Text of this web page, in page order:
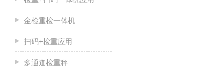
金检重检一体机
扫码+检重应用
多通道检重秤